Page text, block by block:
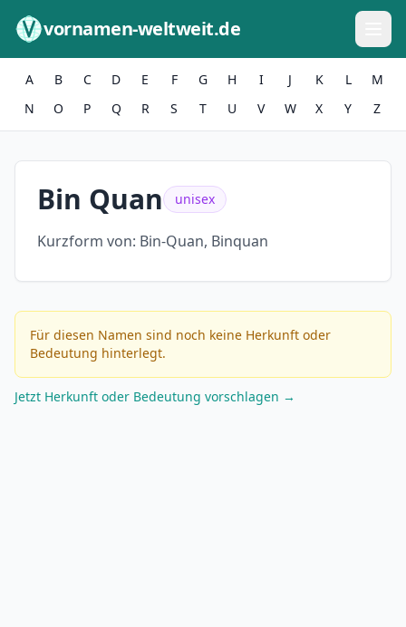
vornamen-weltweit.de
A B C D E F G H I J K L
M
N
O P Q R S T U V W X Y Z
Bin Quan unisex
Kurzform von: Bin-Quan, Binquan
Für diesen Namen sind noch keine Herkunft oder
Bedeutung hinterlegt.
Jetzt Herkunft oder Bedeutung vorschlagen →